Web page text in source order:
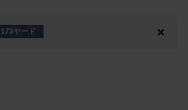
173ヤード